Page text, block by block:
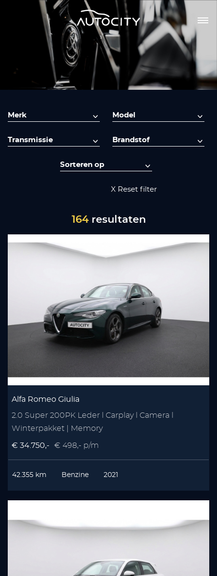
X Reset filter
164resultaten
Alfa Romeo Giulia
2.0 Super 200PK Leder l Carplay l Camera l
Winterpakket | Memory
€ 34.750,- € 498,- p/m
42.355 km Benzine 2021